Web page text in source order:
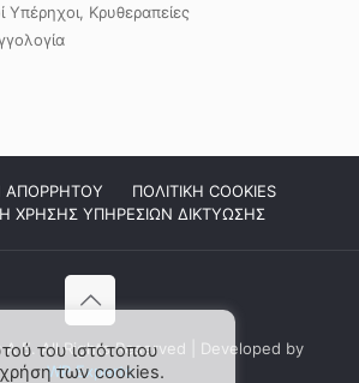
Υπέρηχοι, Κρυθεραπείες
ΑΠΟΡΡΗΤΟΥ
ΠΟΛΙΤΙΚΗ COOKIES
ΧΡΗΣΗΣ ΥΠΗΡΕΣΙΩΝ ΔΙΚΤΥΩΣΗΣ
Α.Ε. All Rights Reserved | Developed by
WP Experts
του ιστότοπου
των cookies.